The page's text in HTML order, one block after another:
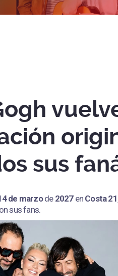
sus
de marzode 2027 en Costa 21
sus fans.